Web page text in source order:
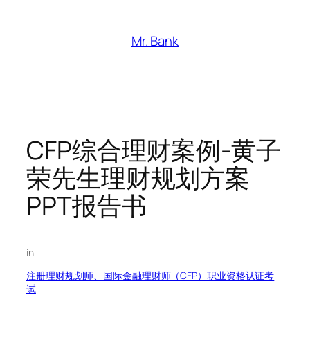
Mr. Bank
CFP综合理财案例-黄子
荣先生理财规划方案
PPT报告书
in
注册理财规划师、国际金融理财师（CFP）职业资格认证考
试